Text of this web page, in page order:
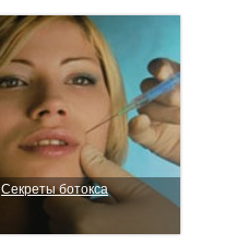
Секреты ботокса